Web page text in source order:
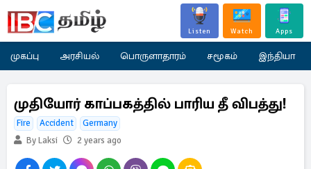
Listen Watch Apps
முகப்பு அரசியல் பொருளாதாரம் சமூகம் இந்தியா
முதியோர் காப்பகத்தில் பாரிய தீ விபத்து!
Fire Accident
Germany
By Laksi
2 years ago